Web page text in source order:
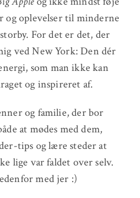
og oplevelser til minderne
For det er det, der
ved New York: Den dér
som man ikke kan
og inspireret af.
og familie, der bor
at mødes med dem,
tips og lære steder at
lige var faldet over selv.
med jer :)